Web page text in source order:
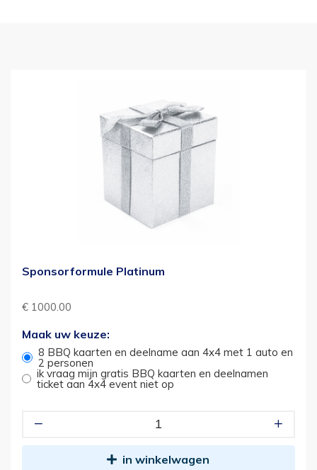
Sponsorformule Platinum
€ 1000.00
Maak uw keuze:
8 BBQ kaarten en deelname aan 4x4 met 1 auto en
2 personen
ik vraag mijn gratis BBQ kaarten en deelnamen
ticket aan 4x4 event niet op
in winkelwagen